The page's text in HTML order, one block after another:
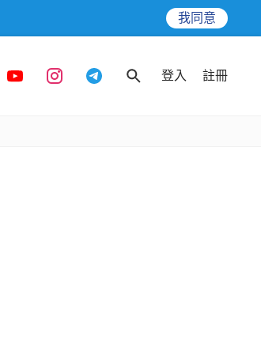
我同意
登入 註冊